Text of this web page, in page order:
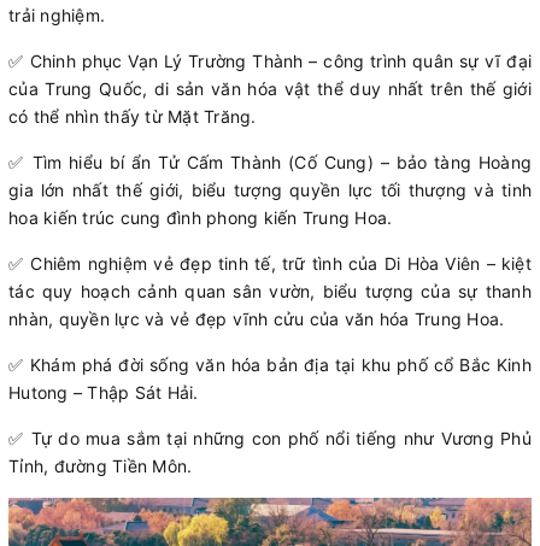
trải nghiệm.
✅ Chinh phục Vạn Lý Trường Thành – công trình quân sự vĩ đại
của Trung Quốc, di sản văn hóa vật thể duy nhất trên thế giới
có thể nhìn thấy từ Mặt Trăng.
✅ Tìm hiểu bí ẩn Tử Cấm Thành (Cố Cung) – bảo tàng Hoàng
gia lớn nhất thế giới, biểu tượng quyền lực tối thượng và tinh
hoa kiến trúc cung đình phong kiến Trung Hoa.
✅ Chiêm nghiệm vẻ đẹp tinh tế, trữ tình của Di Hòa Viên – kiệt
tác quy hoạch cảnh quan sân vườn, biểu tượng của sự thanh
nhàn, quyền lực và vẻ đẹp vĩnh cửu của văn hóa Trung Hoa.
✅ Khám phá đời sống văn hóa bản địa tại khu phố cổ Bắc Kinh
Hutong – Thập Sát Hải.
✅ Tự do mua sắm tại những con phố nổi tiếng như Vương Phủ
Tỉnh, đường Tiền Môn.